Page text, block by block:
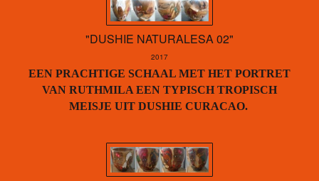
"DUSHIE NATURALESA 02"
2017
EEN PRACHTIGE SCHAAL MET HET PORTRET
VAN RUTHMILA EEN TYPISCH TROPISCH
MEISJE UIT DUSHIE CURACAO.